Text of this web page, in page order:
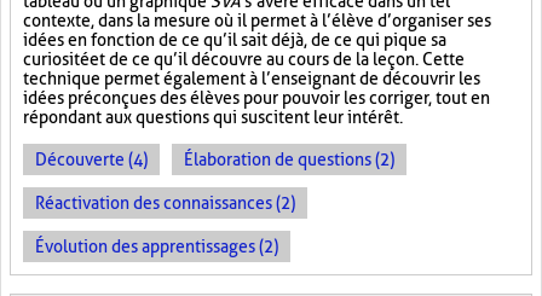
contexte, dans la mesure où il permet à l’élève d’organiser ses
idées en fonction de ce qu’il sait déjà, de ce qui pique sa
curiosité et de ce qu’il découvre au cours de la leçon. Cette
technique permet également à l’enseignant de découvrir les
idées préconçues des élèves pour pouvoir les corriger, tout en
répondant aux questions qui suscitent leur intérêt.
Découverte (4) Élaboration de questions (2)
Réactivation des connaissances (2)
Évolution des apprentissages (2)